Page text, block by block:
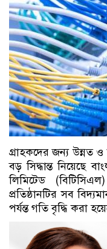
গ্রাহকদের জন্য উন্নত
বড় সিদ্ধান্ত নিয়েছে
লিমিটেড
প্রতিষ্ঠানটির সব
পর্যন্ত গতি বৃদ্ধি করা